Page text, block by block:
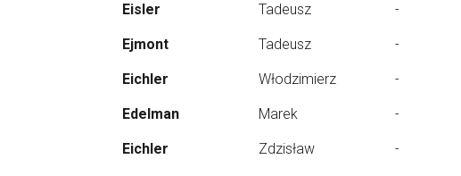
Eisler Tadeusz -
Ejmont Tadeusz -
Eichler Włodzimierz -
Edelman Marek -
Eichler Zdzisław -